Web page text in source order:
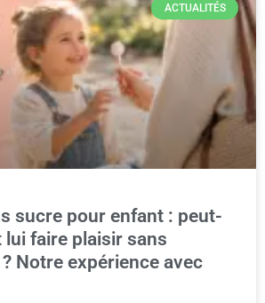
ACTUALITÉS
sucre pour enfant : peut-
faire plaisir sans
Notre expérience avec